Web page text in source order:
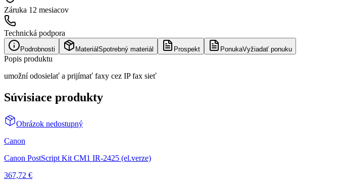
Záruka 12 mesiacov
Technická podpora
Podrobnosti Materiál Spotrebný materiál Prospekt PonukaVyžiadať ponuku
Popis produktu
umožní odosielať a prijímať faxy cez IP fax sieť
Súvisiace produkty
Obrázok nedostupný
Canon
Canon PostScript Kit CM1 IR-2425 (el.verze)
367,72 €